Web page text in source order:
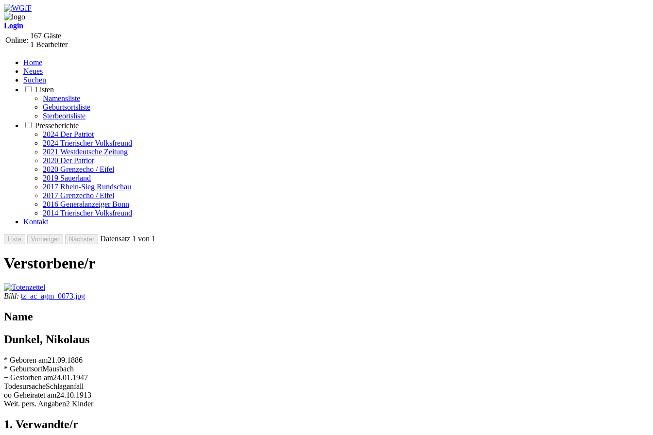
Login
Online:
167 Gäste
1 Bearbeiter
Home
Neues
Suchen
Listen
Namensliste
Geburtsortsliste
Sterbeortsliste
Presseberichte
2024 Der Patriot
2024 Trierischer Volksfreund
2021 Westdeutsche Zeitung
2020 Der Patriot
2020 Grenzecho / Eifel
2019 Sauerland
2017 Rhein-Sieg Rundschau
2017 Grenzecho / Eifel
2016 Generalanzeiger Bonn
2014 Trierischer Volksfreund
Kontakt
Datensatz 1 von 1
Verstorbene/r
Bild: tz_ac_agm_0073.jpg
Name
Dunkel, Nikolaus
* Geboren am21.09.1886
* GeburtsortMausbach
+ Gestorben am24.01.1947
TodesursacheSchlaganfall
oo Geheiratet am24.10.1913
Weit. pers. Angaben2 Kinder
1. Verwandte/r